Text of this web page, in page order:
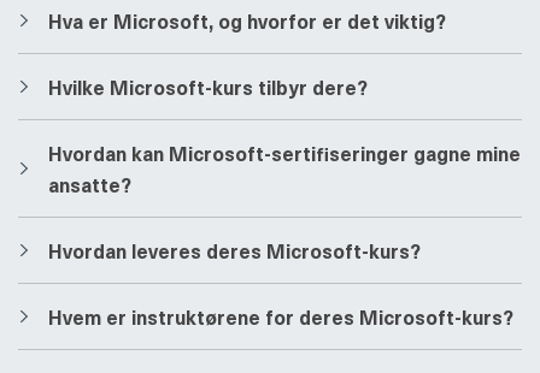
​​Hva er Microsoft, og hvorfor er det viktig?
​​Hvilke Microsoft-kurs tilbyr dere?
​​Hvordan kan Microsoft-sertifiseringer gagne mine
ansatte?
​​Hvordan leveres deres Microsoft-kurs?
​​Hvem er instruktørene for deres Microsoft-kurs?